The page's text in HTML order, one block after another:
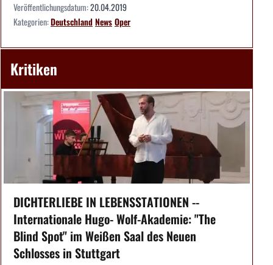
Veröffentlichungsdatum:20.04.2019
Kategorien:DeutschlandNewsOper
Kritiken
DICHTERLIEBE IN LEBENSSTATIONEN --
Internationale Hugo- Wolf-Akademie: "The
Blind Spot" im Weißen Saal des Neuen
Schlosses in Stuttgart